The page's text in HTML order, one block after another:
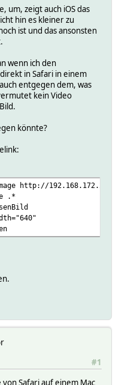
um, zeigt auch iOS das
hin es kleiner zu
ist und das ansonsten
wenn ich den
in Safari in einem
entgegen dem, was
kein Video
könnte?
http://192.168.172.21/
.*
#1